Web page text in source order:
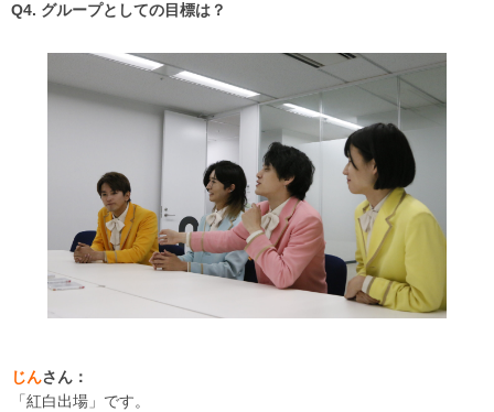
Q4. グループとしての目標は？
じんさん：
「紅白出場」です。